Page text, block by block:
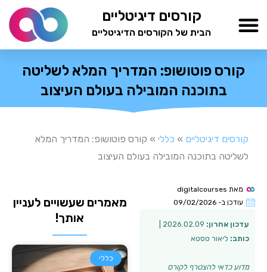
לתוכן
קורסים דיגיטליים
הבית של הקורסים הדיגיטליים
קורס פוטושופ: המדריך המלא לשליטה
בתוכנה המובילה בעולם העיצוב
קורסים דיגיטליים » כללי » קורס פוטושופ: המדריך המלא
לשליטה בתוכנה המובילה בעולם העיצוב
מאת
עודכן ב- 09/02/2026
עדכון אחרון:
כותב: ליאור טסטא
מדוע כדאי להצטרף לקורס
מאמרים שעשויים לעניין
אותך!
כללי